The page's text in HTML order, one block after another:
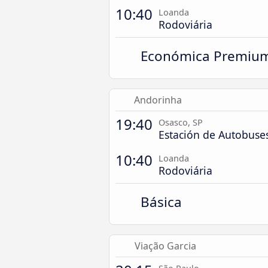
10:40 Loanda
Rodoviária
Económica
Andorinha
19:40 Osasco, SP
Estación de
10:40 Loanda
Rodoviária
Básica
Viação Garcia